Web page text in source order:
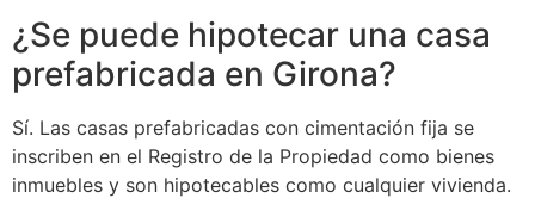
¿Se puede hipotecar una casa
prefabricada en Girona?
Sí. Las casas prefabricadas con cimentación fija se
inscriben en el Registro de la Propiedad como bienes
inmuebles y son hipotecables como cualquier vivienda.